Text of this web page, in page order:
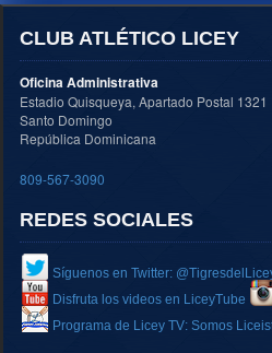
CLUB ATLÉTICO LICEY
Oficina Administrativa
Estadio Quisqueya, Apartado Postal 1321
Santo Domingo
República Dominicana
809-567-3090
REDES SOCIALES
Síguenos en Twitter:
Disfruta los videos en LiceyTube
Programa de Licey TV: Somos